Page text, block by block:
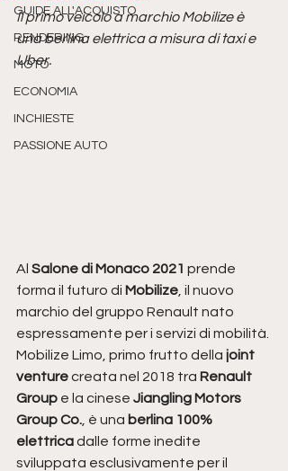
GUIDE ALL'ACQUISTO
RENDERING
MOTO
ECONOMIA
INCHIESTE
PASSIONE AUTO
Il primo veicolo a marchio Mobilize è
una berlina elettrica a misura di taxi e
Uber.
Al Salone di Monaco 2021 prende
forma il futuro di Mobilize , il nuovo
marchio del gruppo Renault nato
espressamente per i servizi di mobilità.
Mobilize Limo, primo frutto della joint
venture creata nel 2018 tra Renault
Group e la cinese Jiangling Motors
Group Co. , è una berlina 100%
elettrica dalle forme inedite
sviluppata esclusivamente per il